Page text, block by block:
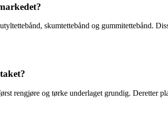
skumtettebånd og gummitettebånd.
rengjøre og tørke underlaget grundig. Deretter